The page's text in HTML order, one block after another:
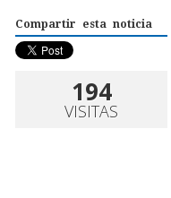
Compartir esta noticia
194
VISITAS